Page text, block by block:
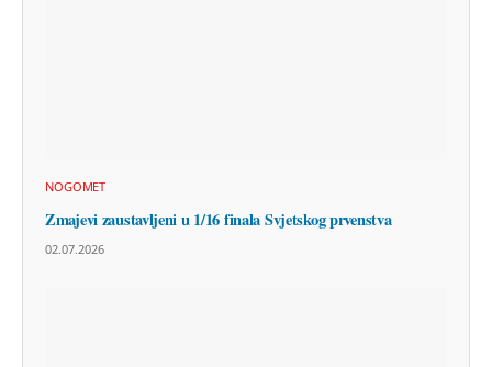
NOGOMET
Zmajevi zaustavljeni u 1/16 finala Svjetskog prvenstva
02.07.2026